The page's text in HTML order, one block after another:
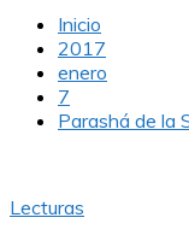
Inicio
2017
enero
7
Parashá de la
Lecturas